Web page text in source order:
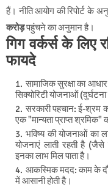
हैं। नीति आयोग की रिपोर्ट के
करोड़पहुंचने का अनुमान है।
गिग वर्कर्स के
फायदे
सामाजिक सुरक्षा का
सिक्योरिटी योजनाओं
सरकारी पहचान: ई-श्रम
एक "मान्यता प्राप्त श्रमिक"
भविष्य की योजनाओं का
योजनाएं लाती रहती है (जैसे
इनका लाभ मिल पाता है।
आकस्मिक मदद: काम के
में आसानी होती है।